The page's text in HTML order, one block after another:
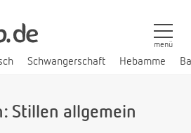
Schwangerschaft Hebamme
menü
Stillen allgemein